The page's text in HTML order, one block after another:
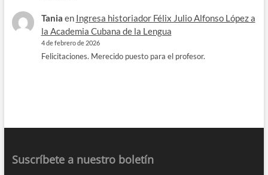
Tania en Ingresa historiador Félix Julio Alfonso López a
la Academia Cubana de la Lengua
4 de febrero de 2026
Felicitaciones. Merecido puesto para el profesor.
Suscríbete a nuestro boletín